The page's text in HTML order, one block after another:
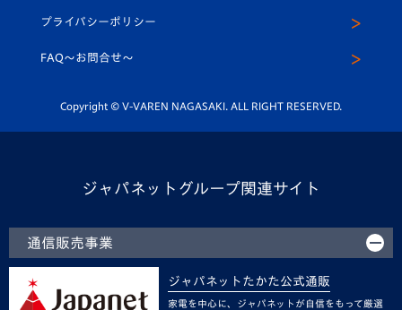
平和祈念活動
ホームタウン活動
スクール
公式LINE＠
プライバシーポリシー
FAQ〜お問合せ〜
Copyright © V-VAREN NAGASAKI. ALL RIGHT RESERVED.
ジャパネットグループ関連サイト
通信販売事業
ジャパネットたかた公式通販
家電を中心に、ジャパネットが自信をもって厳選